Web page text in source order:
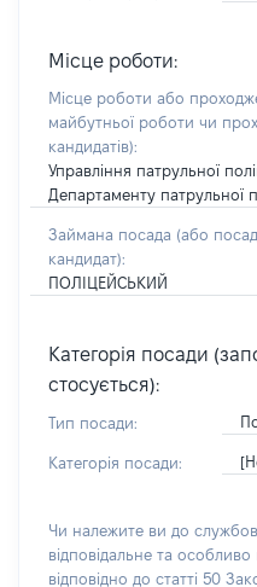
Місце роботи:
Місце роботи або
майбутньої роботи чи
кандидатів):
Управління патрульної
Департаменту патрульної
Займана посада (або
кандидат):
ПОЛІЦЕЙСЬКИЙ
Категорія посади
стосується):
Тип посади:
Категорія посади:
Чи належите ви до
відповідальне та
відповідно до статті 50